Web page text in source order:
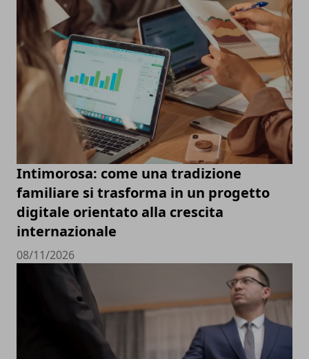
Intimorosa: come una tradizione
familiare si trasforma in un progetto
digitale orientato alla crescita
internazionale
08/11/2026